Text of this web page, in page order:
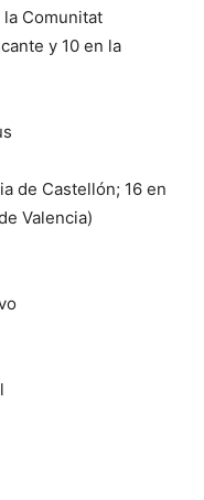
Comunitat
y 10 en la
de Castellón; 16 en
Valencia)